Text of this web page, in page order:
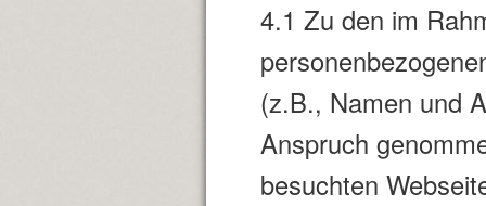
4.1 Zu den im
(z.B., Namen und
Anspruch
besuchten